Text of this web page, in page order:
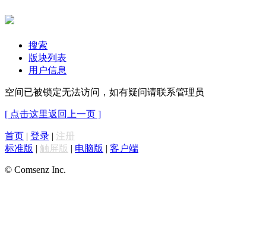
搜索
版块列表
用户信息
空间已被锁定无法访问，如有疑问请联系管理员
[ 点击这里返回上一页 ]
首页 | 登录 | 注册
标准版 | 触屏版 | 电脑版 | 客户端
© Comsenz Inc.